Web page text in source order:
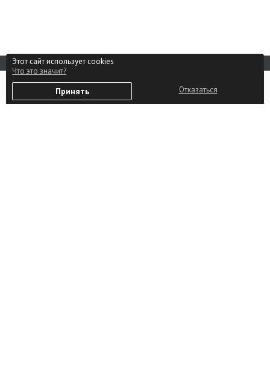
Реклама на сайте
Способы оплаты
Партнерам
Избранное Войти
Этот сайт использует cookies
Что это значит?
Принять Отказаться